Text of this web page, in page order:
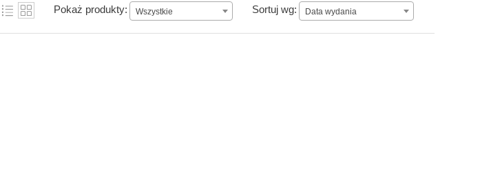
Pokaż produkty: Wszystkie Sortuj wg: Data wydania
Data wydania